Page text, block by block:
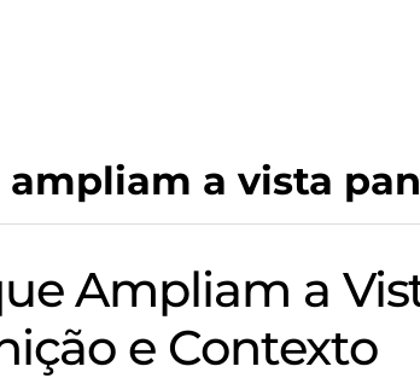
ampliam a vista
Ampliam a
e Contexto